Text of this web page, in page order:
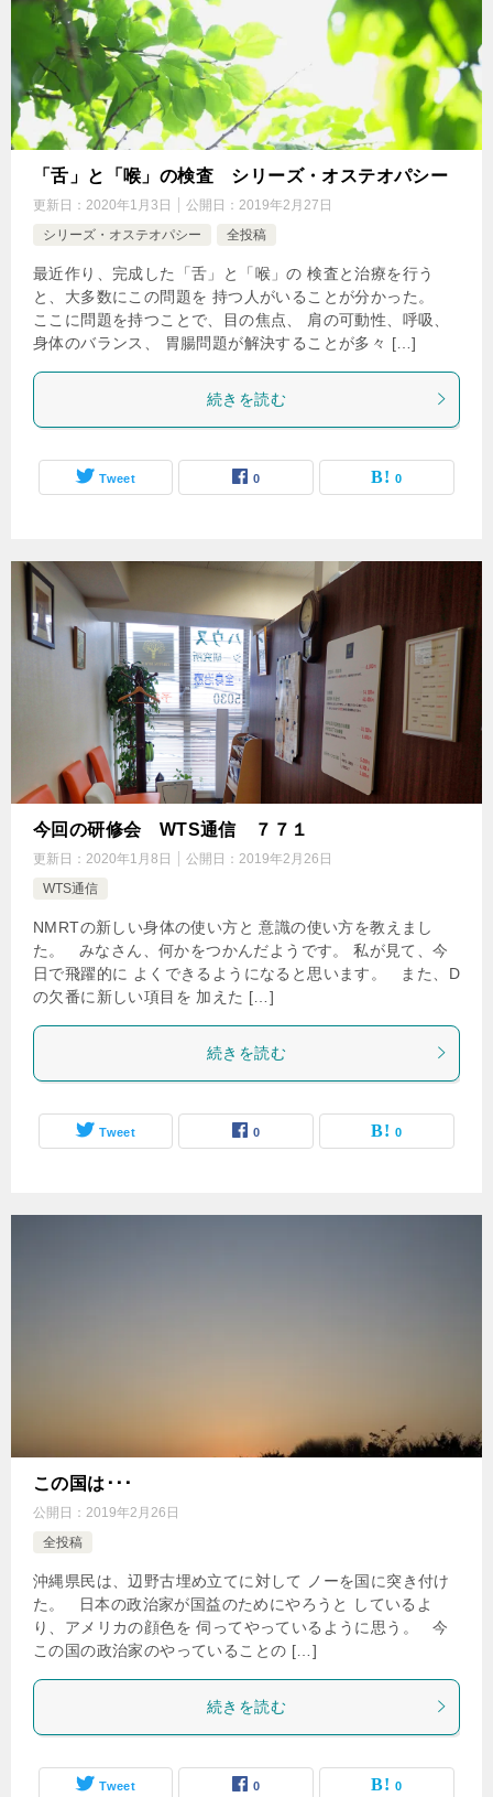
「舌」と「喉」の検査 シリーズ・オステオパシー
更新日： 2020年1月3日 公開日： 2019年2月27日
シリーズ・オステオパシー
全投稿
最近作り、完成した「舌」と「喉」の 検査と治療を行う
と、大多数にこの問題を 持つ人がいることが分かった。
ここに問題を持つことで、目の焦点、 肩の可動性、呼吸、
身体のバランス、 胃腸問題が解決することが多々 […]
続きを読む
Tweet 0 0
今回の研修会 WTS通信 ７７１
更新日： 2020年1月8日 公開日： 2019年2月26日
WTS通信
NMRTの新しい身体の使い方と 意識の使い方を教えまし
た。 みなさん、何かをつかんだようです。 私が見て、今
日で飛躍的に よくできるようになると思います。 また、D
の欠番に新しい項目を 加えた […]
続きを読む
Tweet 0 0
この国は･･･
公開日： 2019年2月26日
全投稿
沖縄県民は、辺野古埋め立てに対して ノーを国に突き付け
た。 日本の政治家が国益のためにやろうと しているよ
り、アメリカの顔色を 伺ってやっているように思う。 今
この国の政治家のやっていることの […]
続きを読む
Tweet 0 0